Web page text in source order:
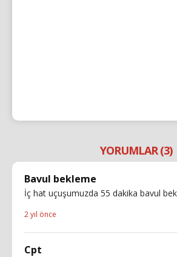
YORUMLAR (3)
Bavul bekleme
İç hat uçuşumuzda 55 dakika bavul
2 yıl önce
Cpt